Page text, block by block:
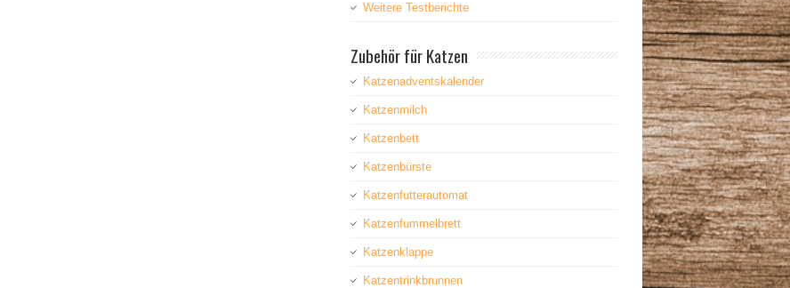
Weitere Testberichte
Zubehör für Katzen
Katzenadventskalender
Katzenmilch
Katzenbett
Katzenbürste
Katzenfutterautomat
Katzenfummelbrett
Katzenklappe
Katzentrinkbrunnen